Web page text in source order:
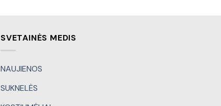
SVETAINĖS MEDIS
NAUJIENOS
SUKNELĖS